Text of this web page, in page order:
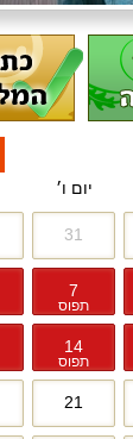
יום ו׳
31
7
תפוס
14
תפוס
21